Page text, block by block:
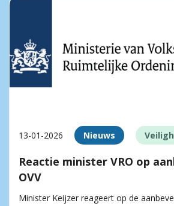
13-01-2026 Nieuws
Reactie minister VRO op
OVV
Minister Keijzer reageert op de